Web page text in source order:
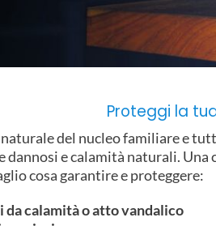
Proteggi la
naturale del nucleo familiare e
e calamità naturali. Una
cosa garantire e proteggere:
da calamità o atto vandalico